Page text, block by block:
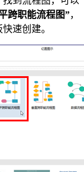
跨职能流程图”，
速创建。